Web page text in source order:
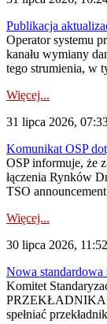
Publikacja
Operator systemu
kanału wymiany
tego strumienia, w
Więcej...
31 lipca 2026,
Komunikat OSP
OSP informuje, że
łączenia Rynków
TSO
Więcej...
30 lipca 2026, 11:52
Nowa standardowa
Komitet
PRZEKŁADNIKA
spełniać